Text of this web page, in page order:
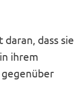
dass sie,
ihrem